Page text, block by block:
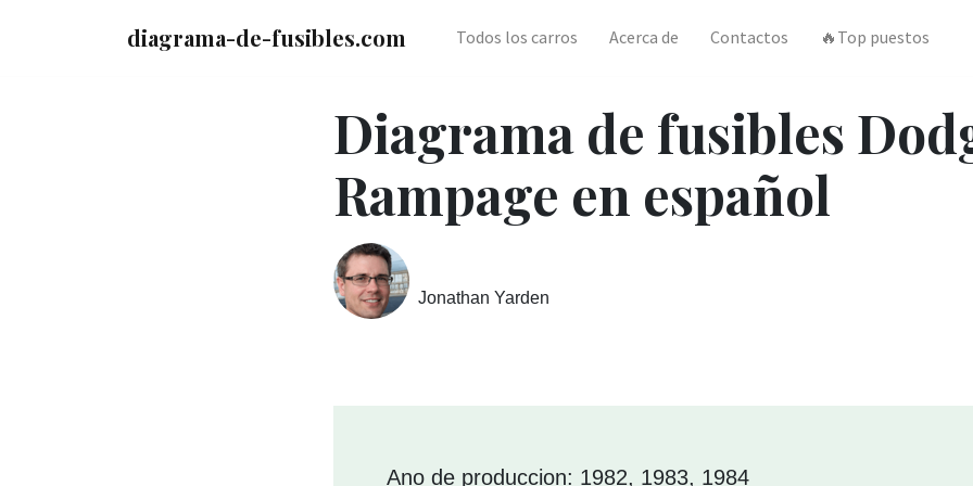
diagrama-de-fusibles.com Todos los carros Acerca de Contactos 🔥Top puestos
Diagrama de fusibles
Rampage en español
Jonathan Yarden
Ano de produccion: 1982, 1983, 1984